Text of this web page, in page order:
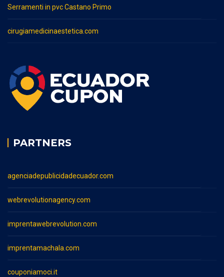
Serramenti in pvc Castano Primo
cirugiamedicinaestetica.com
PARTNERS
agenciadepublicidadecuador.com
webrevolutionagency.com
imprentawebrevolution.com
imprentamachala.com
couponiamoci.it